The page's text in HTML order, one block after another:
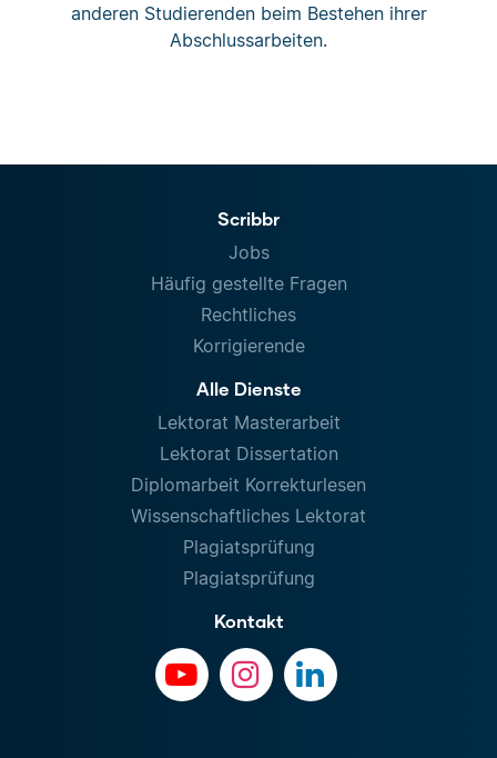
anderen Studierenden beim Bestehen ihrer
Abschlussarbeiten.
Scribbr
Jobs
Häufig gestellte Fragen
Rechtliches
Korrigierende
Alle Dienste
Lektorat Masterarbeit
Lektorat Dissertation
Diplomarbeit Korrekturlesen
Wissenschaftliches Lektorat
Plagiatsprüfung
Plagiatsprüfung
Kontakt